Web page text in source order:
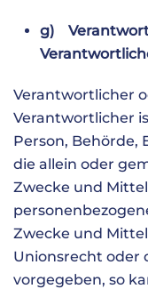
g)
Verantwortlicher
Verantwortlicher
Person, Behörde,
die allein oder
Zwecke und
Zwecke und
Unionsrecht oder
vorgegeben, so